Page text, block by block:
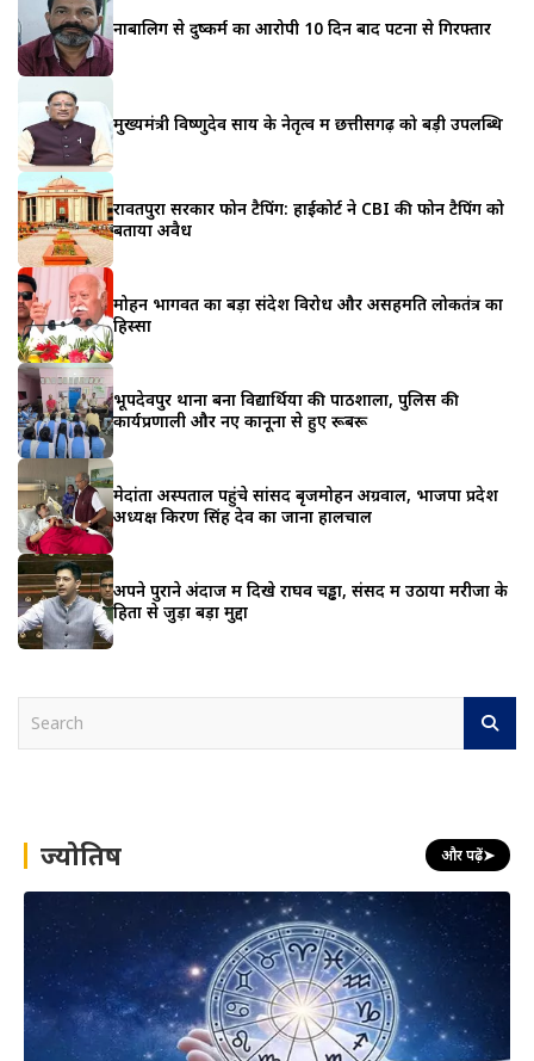
नाबालिग से दुष्कर्म का आरोपी 10 दिन बाद पटना से गिरफ्तार
मुख्यमंत्री विष्णुदेव साय के नेतृत्व में छत्तीसगढ़ को बड़ी उपलब्धि
रावतपुरा सरकार फोन टैपिंग: हाईकोर्ट ने CBI की फोन टैपिंग को
बताया अवैध
मोहन भागवत का बड़ा संदेश विरोध और असहमति लोकतंत्र का
हिस्सा
भूपदेवपुर थाना बना विद्यार्थियों की पाठशाला, पुलिस की
कार्यप्रणाली और नए कानूनों से हुए रूबरू
मेदांता अस्पताल पहुंचे सांसद बृजमोहन अग्रवाल, भाजपा प्रदेश
अध्यक्ष किरण सिंह देव का जाना हालचाल
अपने पुराने अंदाज में दिखे राघव चड्ढा, संसद में उठाया मरीजों के
हितों से जुड़ा बड़ा मुद्दा
h ज्योतिष और पढ़ें➤